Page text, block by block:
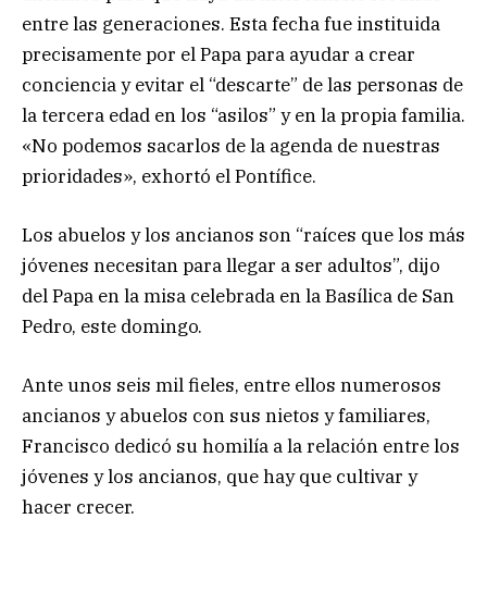
entre las generaciones. Esta fecha fue instituida
precisamente por el Papa para ayudar a crear
conciencia y evitar el “descarte” de las personas de
la tercera edad en los “asilos” y en la propia familia.
«No podemos sacarlos de la agenda de nuestras
prioridades», exhortó el Pontífice.
Los abuelos y los ancianos son “raíces que los más
jóvenes necesitan para llegar a ser adultos”, dijo
del Papa en la misa celebrada en la Basílica de San
Pedro, este domingo.
Ante unos seis mil fieles, entre ellos numerosos
ancianos y abuelos con sus nietos y familiares,
Francisco dedicó su homilía a la relación entre los
jóvenes y los ancianos, que hay que cultivar y
hacer crecer.